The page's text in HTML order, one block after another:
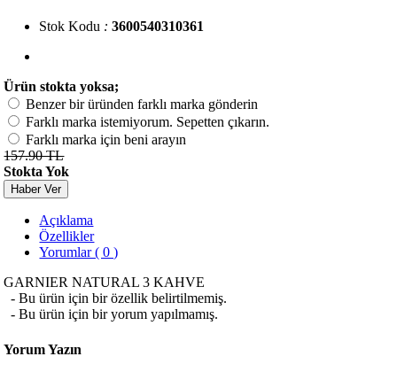
Stok Kodu : 3600540310361
Ürün stokta yoksa;
Benzer bir üründen farklı marka gönderin
Farklı marka istemiyorum. Sepetten çıkarın.
Farklı marka için beni arayın
157.90 TL
Stokta Yok
Haber Ver
Açıklama
Özellikler
Yorumlar ( 0 )
GARNIER NATURAL 3 KAHVE
- Bu ürün için bir özellik belirtilmemiş.
- Bu ürün için bir yorum yapılmamış.
Yorum Yazın